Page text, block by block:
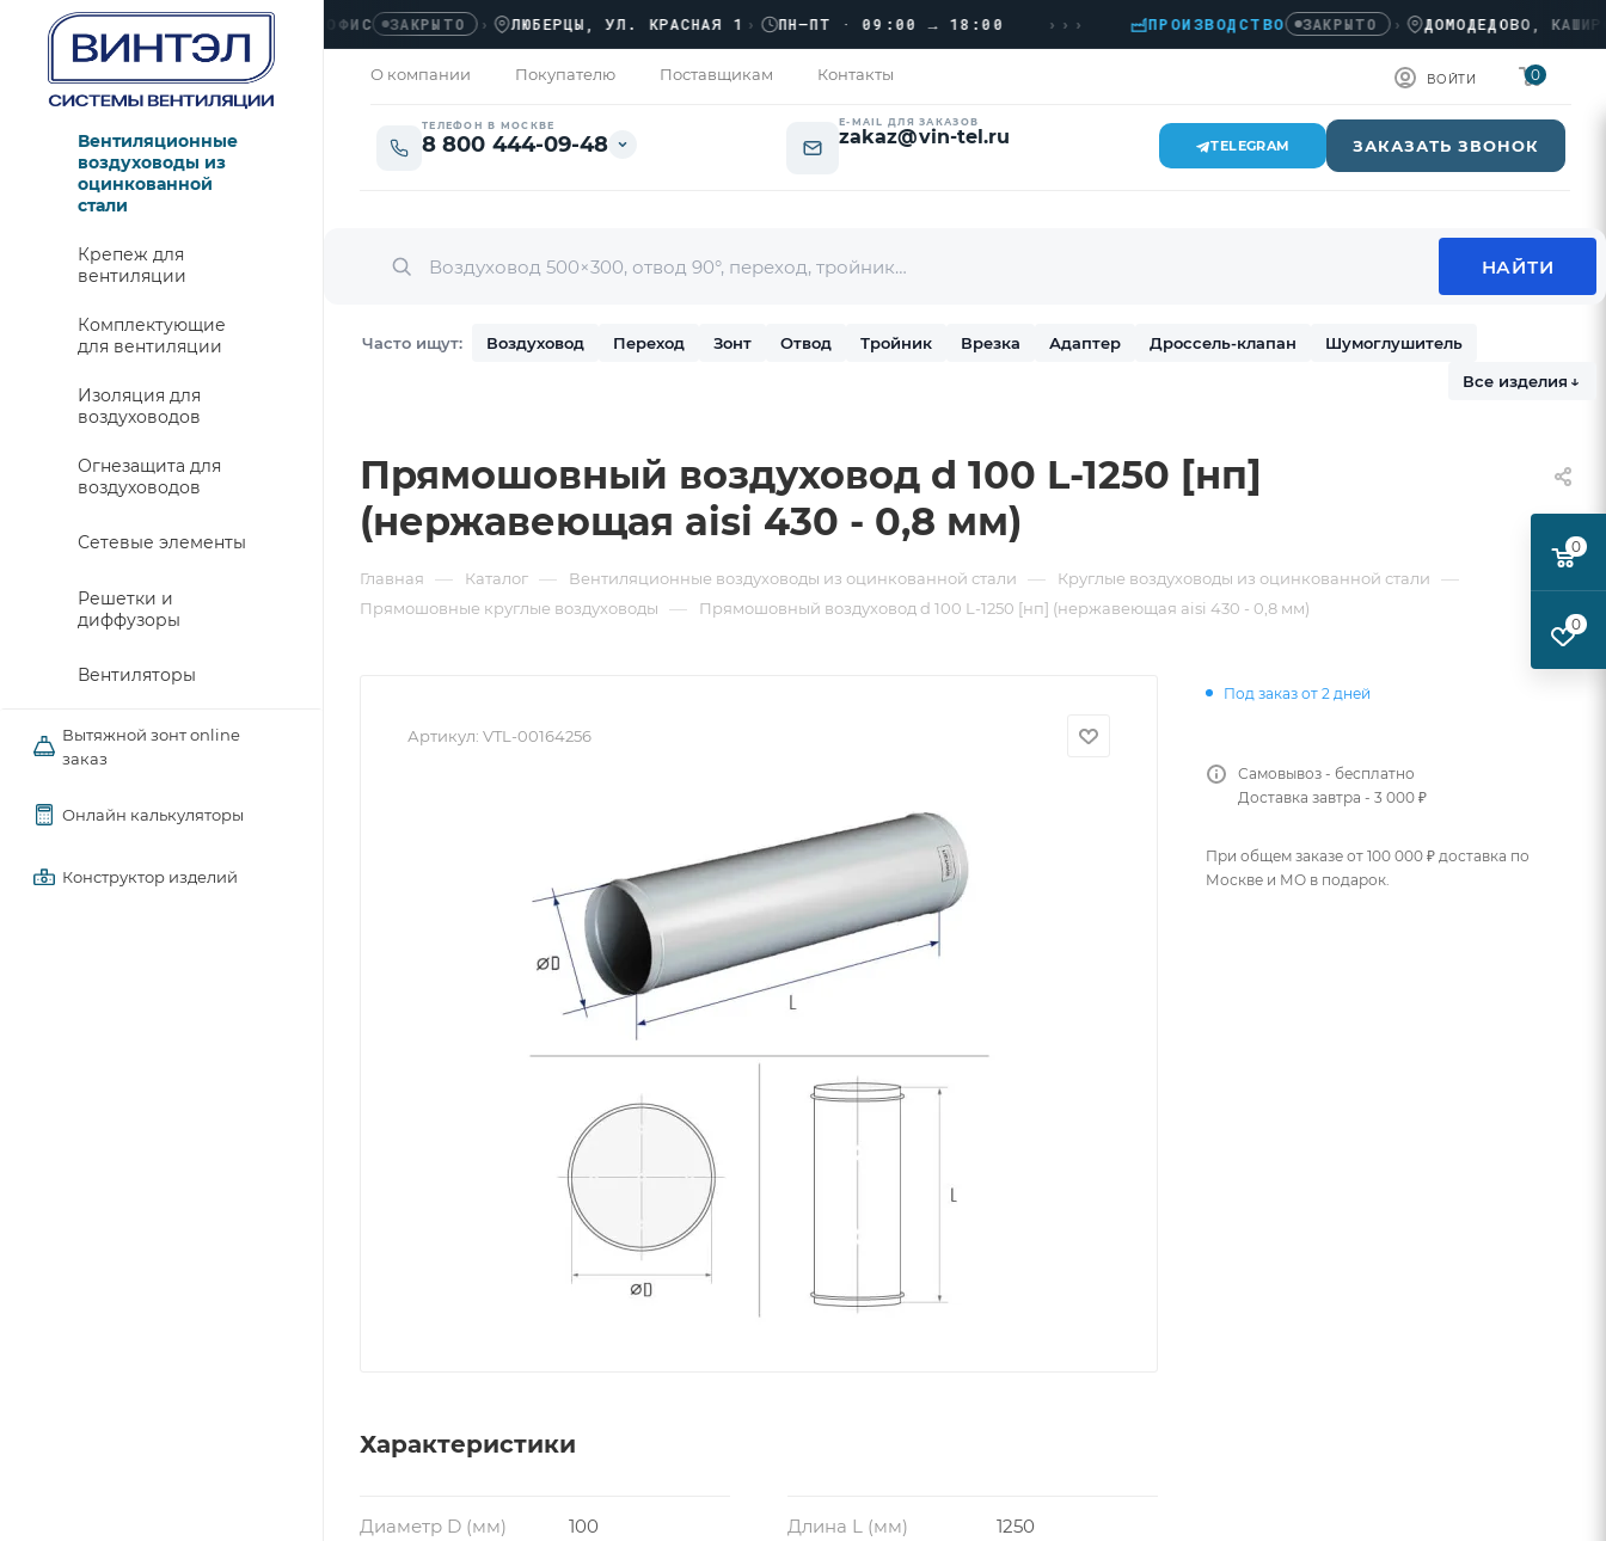
ЗАКРЫТО › ЛЮБЕРЦЫ, УЛ. КРАСНАЯ 1 › ПН–ПТ · 09:00 → 18:00 ››› ПРОИЗВОДСТВО ЗАКРЫТО › ДОМОДЕДОВО,
О компании Покупателю Поставщикам Контакты ВОЙТИ 0
ТЕЛЕФОН В МОСКВЕ
8 800 444-09-48
E-MAIL ДЛЯ ЗАКАЗОВ
zakaz@vin-tel.ru TELEGRAM ЗАКАЗАТЬ ЗВОНОК
Часто ищут: Воздуховод Переход Зонт Отвод Тройник Врезка Адаптер Дроссель-клапан
Шумоглушитель
Все изделия ↓
Вентиляционные
воздуховоды из
оцинкованной
стали
Крепеж для
вентиляции
Комплектующие
для вентиляции
Изоляция для
воздуховодов
Огнезащита для
воздуховодов
Сетевые элементы
Решетки и
диффузоры
Вентиляторы
Вытяжной зонт online
заказ
Онлайн калькуляторы
Конструктор изделий
Прямошовный воздуховод d 100 L-1250 [нп]
(нержавеющая aisi 430 - 0,8 мм)
Главная — Каталог — Вентиляционные воздуховоды из оцинкованной стали — Круглые воздуховоды из оцинкованной стали —
Прямошовные круглые воздуховоды — Прямошовный воздуховод d 100 L-1250 [нп] (нержавеющая aisi 430 - 0,8 мм)
Артикул: VTL-00164256
Характеристики
Диаметр D (мм) 100 Длина L (мм) 1250
Под заказ от 2 дней
Самовывоз - бесплатно
Доставка завтра - 3 000 ₽
При общем заказе от 100 000 ₽ доставка по
Москве и МО в подарок.
0
0